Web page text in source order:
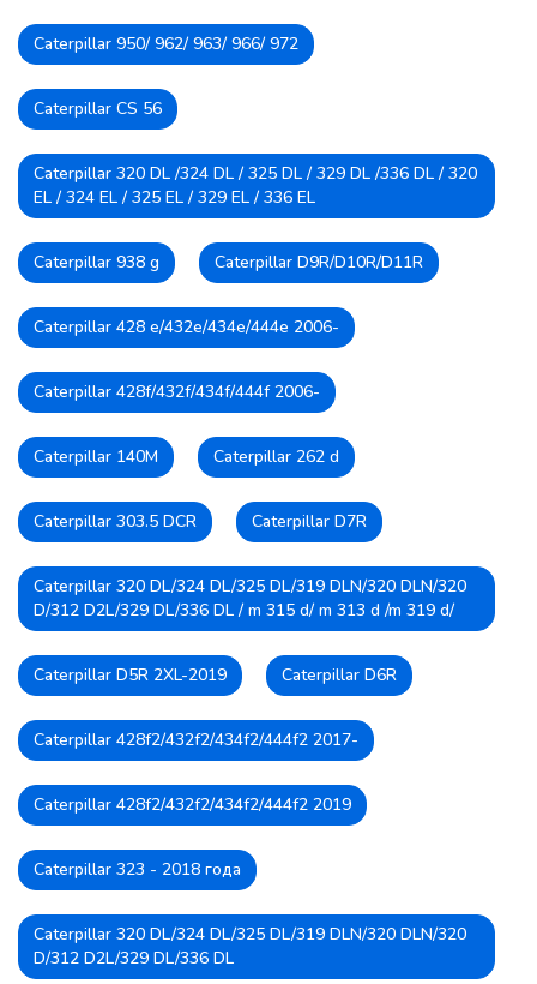
Caterpillar 950/ 962/ 963/ 966/ 972
Caterpillar CS 56
Caterpillar 320 DL /324 DL / 325 DL / 329 DL /336 DL / 320
EL / 324 EL / 325 EL / 329 EL / 336 EL
Caterpillar 938 g Caterpillar D9R/D10R/D11R
Caterpillar 428 e/432e/434e/444e 2006-
Caterpillar 428f/432f/434f/444f 2006-
Caterpillar 140M Caterpillar 262 d
Caterpillar 303.5 DCR Caterpillar D7R
Caterpillar 320 DL/324 DL/325 DL/319 DLN/320 DLN/320
D/312 D2L/329 DL/336 DL / m 315 d/ m 313 d /m 319 d/
Caterpillar D5R 2XL-2019 Caterpillar D6R
Caterpillar 428f2/432f2/434f2/444f2 2017-
Caterpillar 428f2/432f2/434f2/444f2 2019
Caterpillar 323 - 2018 года
Caterpillar 320 DL/324 DL/325 DL/319 DLN/320 DLN/320
D/312 D2L/329 DL/336 DL